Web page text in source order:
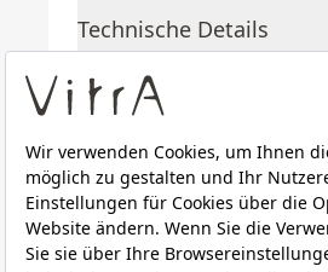
Technische Details
Downloads